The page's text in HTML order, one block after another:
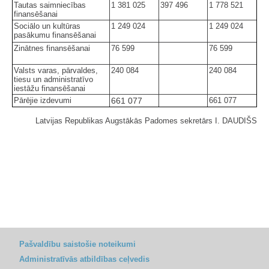
Tautas saimniecības
finansēšanai
1 381 025 397 496 1 778 521
Sociālo un kultūras
pasākumu finansēšanai
1 249 024 1 249 024
Zinātnes finansēšanai 76 599 76 599
Valsts varas, pārvaldes,
tiesu un administratīvo
iestāžu finansēšanai
240 084 240 084
Pārējie izdevumi 661 077 661 077
Latvijas Republikas Augstākās Padomes sekretārs I. DAUDIŠS
Pašvaldību saistošie noteikumi
Administratīvās atbildības ceļvedis